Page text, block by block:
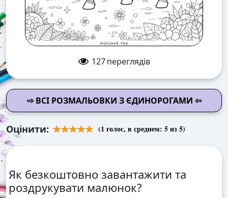
127 переглядів
⇨ ВСІ РОЗМАЛЬОВКИ З ЄДИНОРОГАМИ ⇦
Оцінити: (1 голос, в среднем: 5из 5)
Як безкоштовно завантажити та
роздрукувати малюнок?